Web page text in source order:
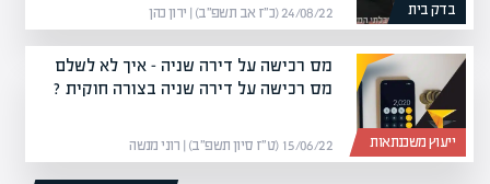
בדק בית 24/08/22 (כ״ז אב תשפ״ב) | ירון כהן
ייעוץ משכנתאות
מס רכישה על דירה שניה – איך לא לשלם
מס רכישה על דירה שניה בצורה חוקית ?
15/06/22 (ט״ז סיון תשפ״ב) | רוני מנשה